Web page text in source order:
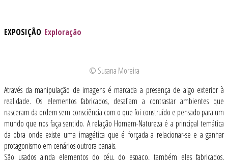
EXPOSIÇÃO: Exploração
© Susana Moreira
Através da manipulação de imagens é marcada a presença de algo exterior à
realidade. Os elementos fabricados, desafiam a contrastar ambientes que
nasceram da ordem sem consciência com o que foi construído e pensado para um
mundo que nos faça sentido. A relação Homem-Natureza é a principal temática
da obra onde existe uma imagética que é forçada a relacionar-se e a ganhar
protagonismo em cenários outrora banais.
São usados ainda elementos do céu, do espaço, também eles fabricados,